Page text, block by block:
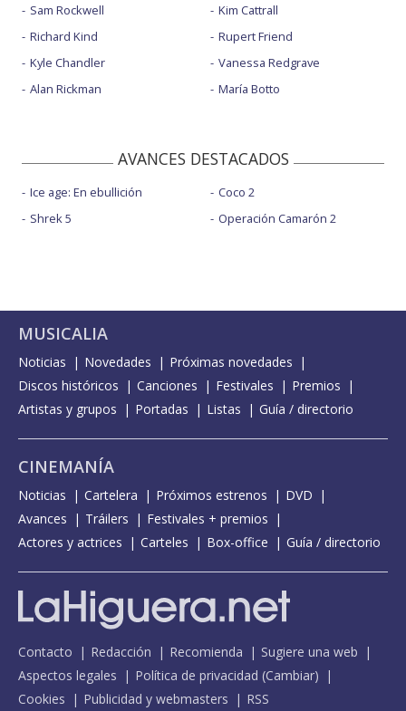
Sam Rockwell
Richard Kind
Kyle Chandler
Alan Rickman
Kim Cattrall
Rupert Friend
Vanessa Redgrave
María Botto
AVANCES DESTACADOS
Ice age: En ebullición
Shrek 5
Coco 2
Operación Camarón 2
MUSICALIA
Noticias Novedades
Próximas novedades
Discos históricos
Canciones Festivales
Premios
Artistas y grupos
Portadas Listas Guía / directorio
CINEMANÍA
Noticias Cartelera Próximos estrenos
DVD
Avances
Tráilers
Festivales + premios
Actores y actrices
Carteles Box-office Guía / directorio
Contacto Redacción Recomienda
Sugiere una web
Aspectos legales
Política de privacidad (Cambiar)
Cookies
Publicidad y webmasters RSS